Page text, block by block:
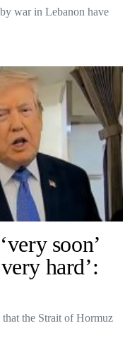
war in Lebanon have
soon’
hard’:
the Strait of Hormuz